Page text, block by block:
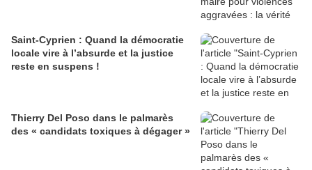
Saint-Cyprien : Quand la démocratie
locale vire à l’absurde et la justice
reste en suspens !
Thierry Del Poso dans le palmarès
des « candidats toxiques à dégager »